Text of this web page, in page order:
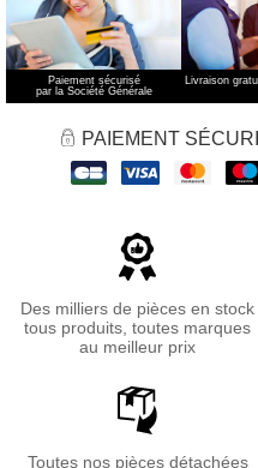
Paiement sécurisé
par la Société Générale
Livraison
PAIEMENT
Des milliers de pièces en stock
tous produits, toutes marques
au meilleur prix
Toutes nos pièces détachées